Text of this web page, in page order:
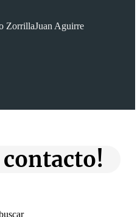
ZorrillaJuan Aguirre
contacto!